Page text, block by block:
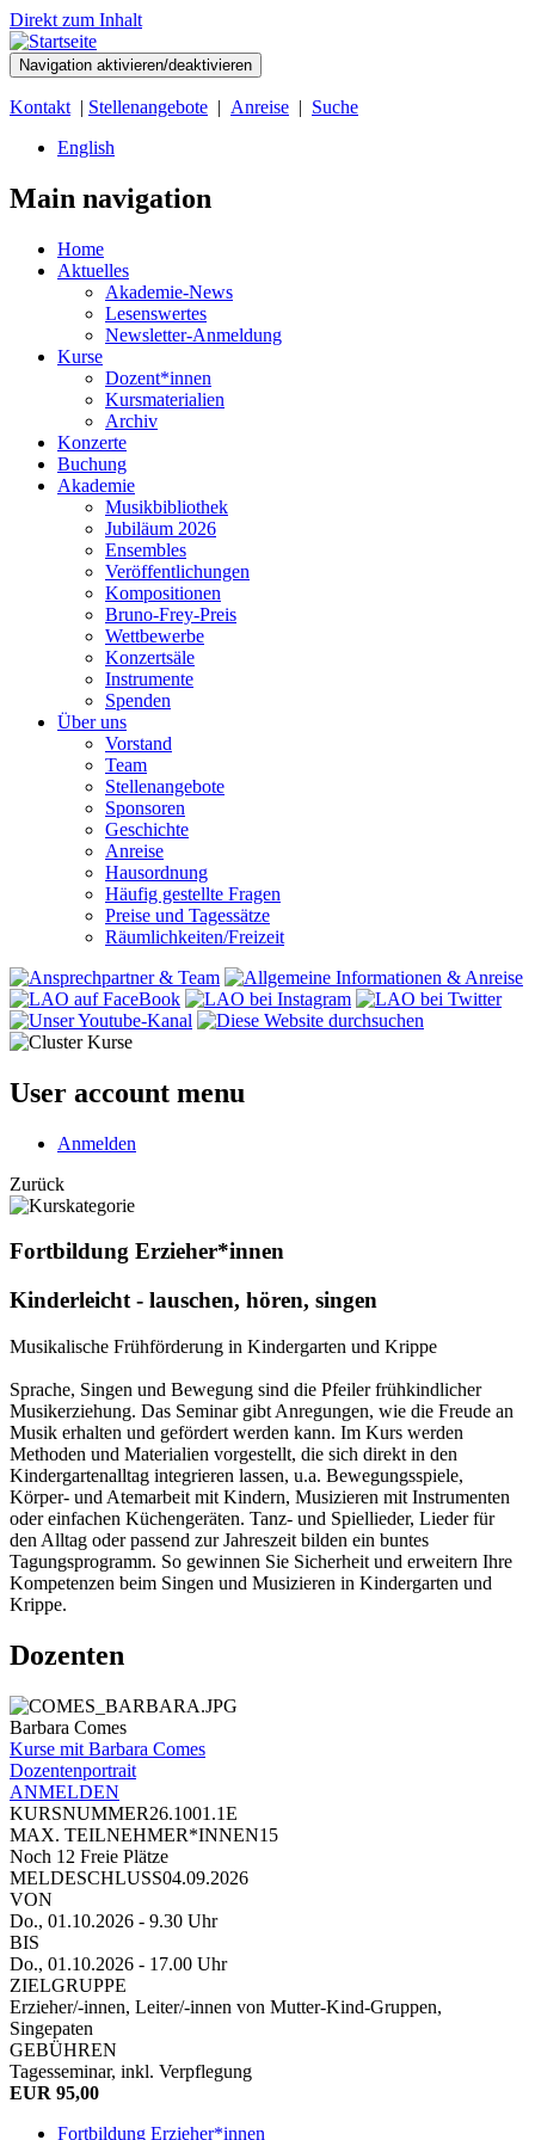
Direkt zum Inhalt
Navigation aktivieren/deaktivieren
Kontakt | Stellenangebote | Anreise | Suche
English
Main navigation
Home
Aktuelles
Akademie-News
Lesenswertes
Newsletter-Anmeldung
Kurse
Dozent*innen
Kursmaterialien
Archiv
Konzerte
Buchung
Akademie
Musikbibliothek
Jubiläum 2026
Ensembles
Veröffentlichungen
Kompositionen
Bruno-Frey-Preis
Wettbewerbe
Konzertsäle
Instrumente
Spenden
Über uns
Vorstand
Team
Stellenangebote
Sponsoren
Geschichte
Anreise
Hausordnung
Häufig gestellte Fragen
Preise und Tagessätze
Räumlichkeiten/Freizeit
User account menu
Anmelden
Zurück
Fortbildung Erzieher*innen
Kinderleicht - lauschen, hören, singen
Musikalische Frühförderung in Kindergarten und Krippe
Sprache, Singen und Bewegung sind die Pfeiler frühkindlicher
Musikerziehung. Das Seminar gibt Anregungen, wie die Freude an
Musik erhalten und gefördert werden kann. Im Kurs werden
Methoden und Materialien vorgestellt, die sich direkt in den
Kindergartenalltag integrieren lassen, u.a. Bewegungsspiele,
Körper- und Atemarbeit mit Kindern, Musizieren mit Instrumenten
oder einfachen Küchengeräten. Tanz- und Spiellieder, Lieder für
den Alltag oder passend zur Jahreszeit bilden ein buntes
Tagungsprogramm. So gewinnen Sie Sicherheit und erweitern Ihre
Kompetenzen beim Singen und Musizieren in Kindergarten und
Krippe.
Dozenten
Barbara Comes
Kurse mit Barbara Comes
Dozentenportrait
ANMELDEN
KURSNUMMER26.1001.1E
MAX. TEILNEHMER*INNEN15
Noch 12 Freie Plätze
MELDESCHLUSS04.09.2026
VON
Do., 01.10.2026 - 9.30 Uhr
BIS
Do., 01.10.2026 - 17.00 Uhr
ZIELGRUPPE
Erzieher/-innen, Leiter/-innen von Mutter-Kind-Gruppen,
Singepaten
GEBÜHREN
Tagesseminar, inkl. Verpflegung
EUR 95,00
Fortbildung Erzieher*innen